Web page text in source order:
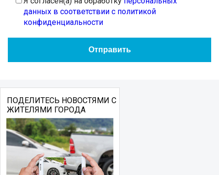
данных в соответствии с политикой
конфиденциальности
ПОДЕЛИТЕСЬ НОВОСТЯМИ С
ЖИТЕЛЯМИ ГОРОДА